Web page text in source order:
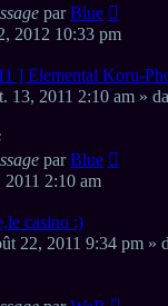
parBlue
2012 10:33 pm
] Elemental Koru-
13, 2011 2:10 am »
parBlue
2:10 am
casino :)
22, 2011 9:34 pm »